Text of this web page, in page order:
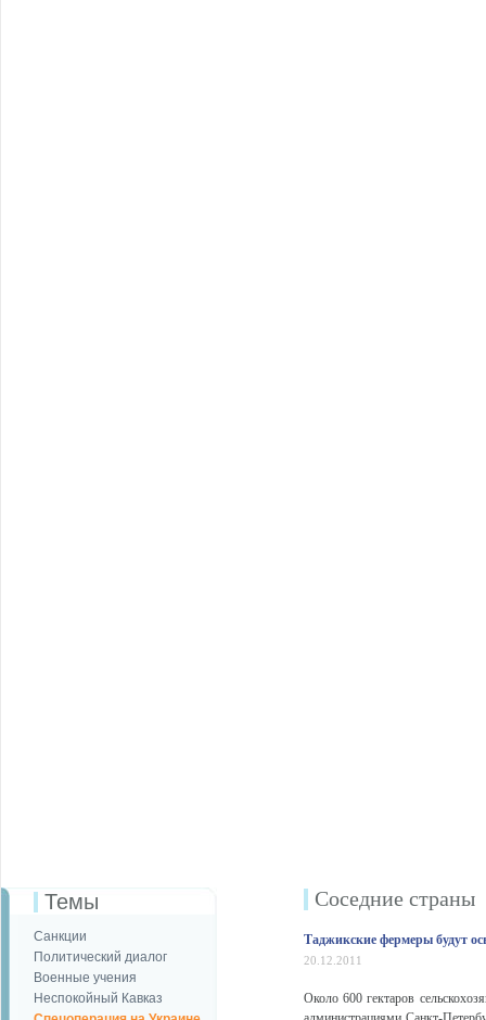
Темы
Санкции
Политический диалог
Военные учения
Неспокойный Кавказ
Соседние страны
Таджикские фермеры будут
20.12.2011
Около 600 гектаров